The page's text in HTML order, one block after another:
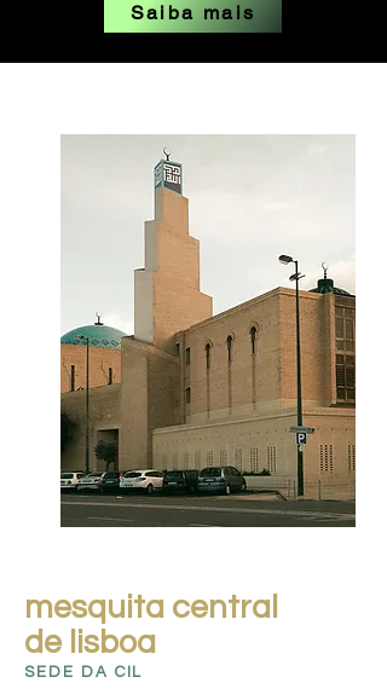
Saiba mais
mesquita central
de lisboa
SEDE DA CIL